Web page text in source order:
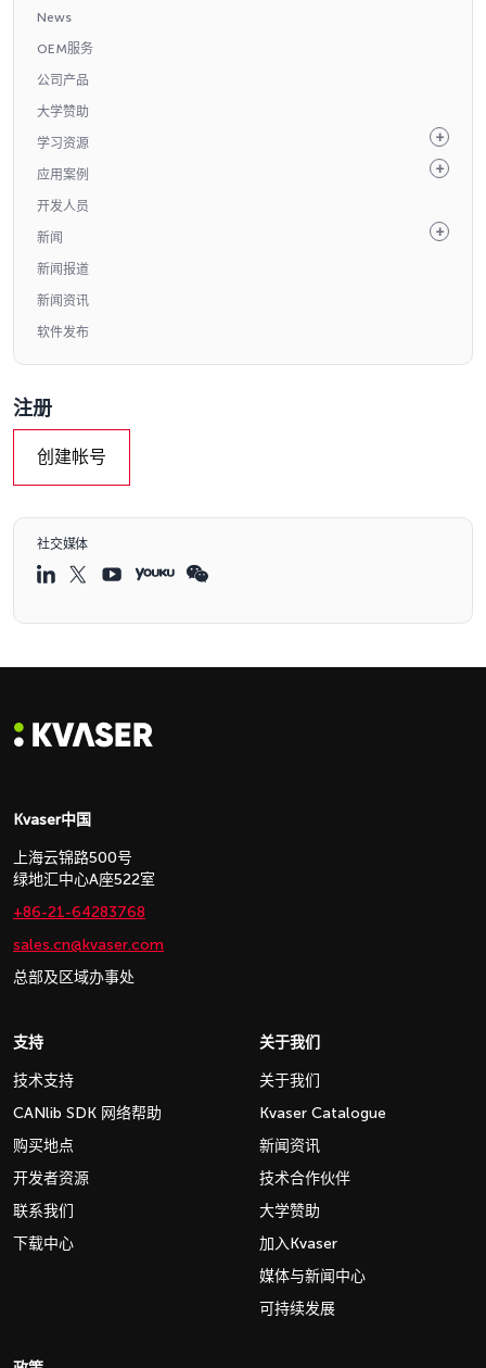
News
OEM服务
公司产品
大学赞助
学习资源
应用案例
开发人员
新闻
新闻报道
新闻资讯
软件发布
注册
创建帐号
社交媒体
Kvaser中国
上海云锦路500号
绿地汇中心A座522室
+86-21-64283768
sales.cn@kvaser.com
总部及区域办事处
支持
技术支持
CANlib SDK 网络帮助
购买地点
开发者资源
联系我们
下载中心
关于我们
关于我们
Kvaser Catalogue
新闻资讯
技术合作伙伴
大学赞助
加入Kvaser
媒体与新闻中心
可持续发展